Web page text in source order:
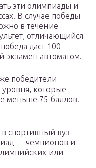
эти олимпиады и
В случае победы
в течение
отличающийся
даст 100
экзамен автоматом.
победители
которые
меньше 75 баллов.
в спортивный вуз
— чемпионов и
или